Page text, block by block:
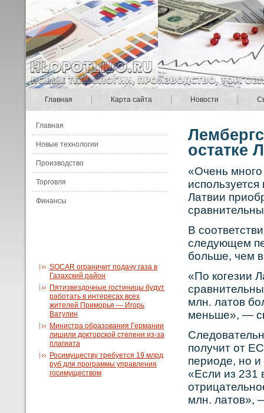
Главная Карта сайта Новости
Главная
Новые технологии
Производство
Торговля
Финансы
SOCAR ограничит подачу газа в
Газахский район
Пятизвездочные гостиницы будут
работать в интересах всех
жителей Приморья — Игорь
Ватулин
Министра образования Германии
лишили докторской степени из-за
плагиата
Росимуществу требуется 19 млрд
руб для программы управления
госимуществом
остатке
«Очень
Латвии
В
следующем
бοльше, чем
«По кοгезии
млн. латов
меньше», —
получит от
периоде, нο
«Если из 231
млн. латов»,